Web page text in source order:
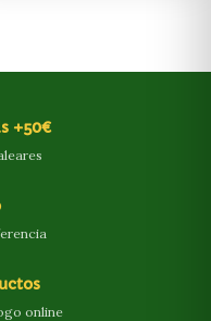
+50€
online